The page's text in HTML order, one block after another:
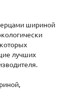
шириной
лучших